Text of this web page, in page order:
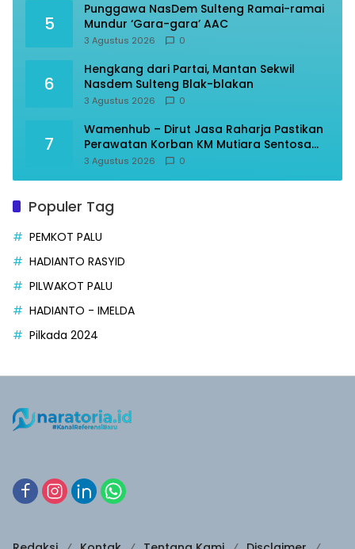
5
Punggawa NasDem Sulteng Ramai-ramai
Mundur ‘Gara-gara’ AAC
3 Agustus 2026 0
6
Hengkang dari Partai, Mantan Sekwil
Nasdem Sulteng Blak-blakan
3 Agustus 2026 0
7
Wamenhub – Dirut Jasa Raharja Pastikan
Perawatan Korban KM Mutiara Sentosa
Optimal
3 Agustus 2026 0
Populer Tag
PEMKOT PALU
HADIANTO RASYID
PILWAKOT PALU
HADIANTO - IMELDA
Pilkada 2024